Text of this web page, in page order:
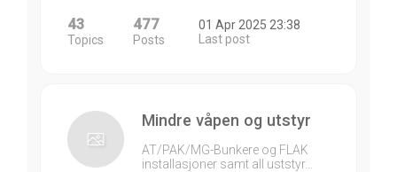
43
Topics
477
Posts
01 Apr 2025 23:38
Last post
Mindre våpen og utstyr
AT/PAK/MG-Bunkere og FLAK
installasjoner samt all uststyr…